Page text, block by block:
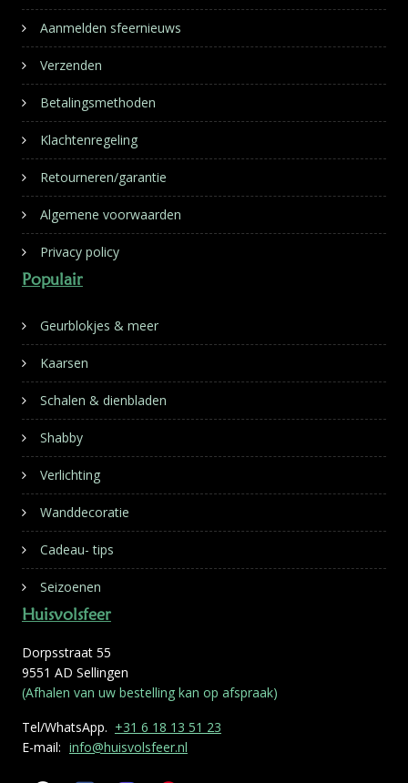
Aanmelden sfeernieuws
Verzenden
Betalingsmethoden
Klachtenregeling
Retourneren/garantie
Algemene voorwaarden
Privacy policy
Populair
Geurblokjes & meer
Kaarsen
Schalen & dienbladen
Shabby
Verlichting
Wanddecoratie
Cadeau- tips
Seizoenen
Huisvolsfeer
Dorpsstraat 55
9551 AD Sellingen
(Afhalen van uw bestelling kan op afspraak)
Tel/WhatsApp. +31 6 18 13 51 23
E-mail: info@huisvolsfeer.nl